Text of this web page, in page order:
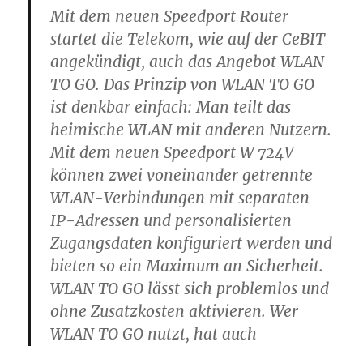
Mit dem neuen Speedport Router
startet die Telekom, wie auf der CeBIT
angekündigt, auch das Angebot WLAN
TO GO. Das Prinzip vonWLAN TO GO
ist denkbar einfach: Man teilt das
heimische WLAN mit anderen Nutzern.
Mit dem neuenSpeedport W 724V
können zwei voneinander getrennte
WLAN-Verbindungen mit separaten
IP-Adressen und personalisierten
Zugangsdaten konfiguriert werden und
bieten so ein Maximum an Sicherheit.
WLAN TO GO lässt sich problemlos und
ohne Zusatzkosten aktivieren. Wer
WLAN TO GO nutzt, hat auch